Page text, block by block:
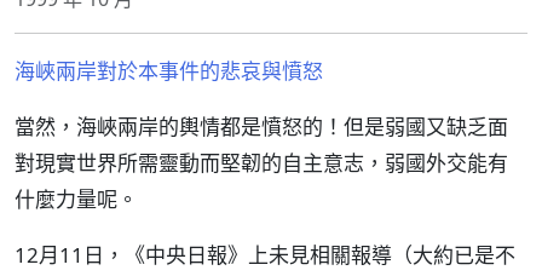
海峽兩岸對於本事件的悲哀與憤怒
當然，海峽兩岸的輿情都是憤怒的！但是弱國又缺乏面
對現實世界所需靈動而堅韌的自主意志，弱國外交能有
什麼力量呢。
12月11日，《中央日報》上未見相關報導（大約已是不